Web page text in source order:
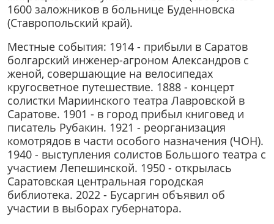
1600 заложников в больнице Буденновска
(Ставропольский край).
Местные события: 1914 - прибыли в Саратов
болгарский инженер-агроном Александров с
женой, совершающие на велосипедах
кругосветное путешествие. 1888 - концерт
солистки Мариинского театра Лавровской в
Саратове. 1901 - в город прибыл книговед и
писатель Рубакин. 1921 - реорганизация
комотрядов в части особого назначения (ЧОН).
1940 - выступления солистов Большого театра с
участием Лепешинской. 1950 - открылась
Саратовская центральная городская
библиотека. 2022 - Бусаргин объявил об
участии в выборах губернатора.